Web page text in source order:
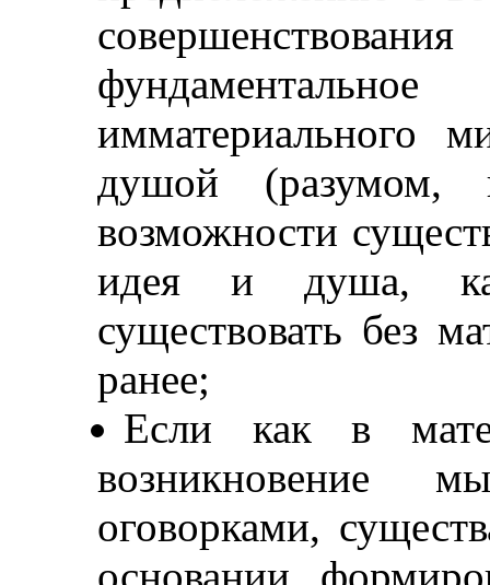
имматериального
душой (разумом,
возможности
идея и душа,
существовать без
ранее;
Если как в
возникновение
оговорками,